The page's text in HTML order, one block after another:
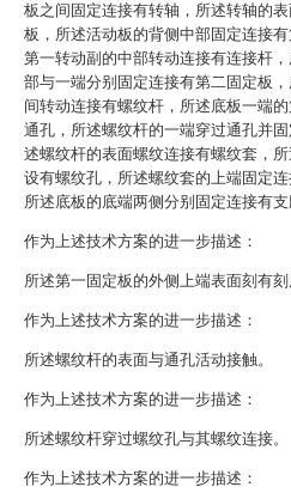
板之间固定连接有转轴，所述转轴的
板，所述活动板的背侧中部固定连接
第一转动副的中部转动连接有连接杆
部与一端分别固定连接有第二固定板
间转动连接有螺纹杆，所述底板一端
通孔，所述螺纹杆的一端穿过通孔并
述螺纹杆的表面螺纹连接有螺纹套，
设有螺纹孔，所述螺纹套的上端固定连
所述底板的底端两侧分别固定连接有支
作为上述技术方案的进一步描述：
所述第一固定板的外侧上端表面刻有刻
作为上述技术方案的进一步描述：
所述螺纹杆的表面与通孔活动接触。
作为上述技术方案的进一步描述：
所述螺纹杆穿过螺纹孔与其螺纹连接。
作为上述技术方案的进一步描述：